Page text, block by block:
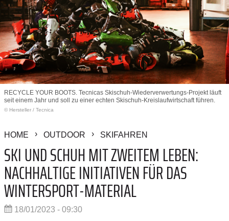
RECYCLE YOUR BOOTS. Tecnicas Skischuh-Wiederverwertungs-­Projekt läuft
seit einem Jahr und soll zu einer echten Skischuh-Kreislauf­wirtschaft führen.
© Hersteller / Tecnica
HOME OUTDOOR SKIFAHREN
SKI UND SCHUH MIT ZWEITEM LEBEN:
NACHHALTIGE INITIATIVEN FÜR DAS
WINTERSPORT-MATERIAL
18/01/2023 - 09:30